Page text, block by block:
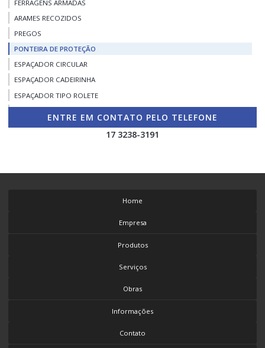
FERRAGENS ARMADAS
ARAMES RECOZIDOS
PREGOS
PONTEIRA DE PROTEÇÃO
ESPAÇADOR CIRCULAR
ESPAÇADOR CADEIRINHA
ESPAÇADOR TIPO ROLETE
ENTRE EM CONTATO PELO TELEFONE
17 3238-3191
Home
Empresa
Produtos
Serviços
Obras
Informações
Contato